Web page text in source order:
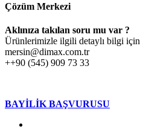
Çözüm Merkezi
Aklınıza takılan soru mu var ?
Ürünlerimizle ilgili detaylı bilgi için
mersin@dimax.com.tr
++90 (545) 909 73 33
BAYİLİK BAŞVURUSU